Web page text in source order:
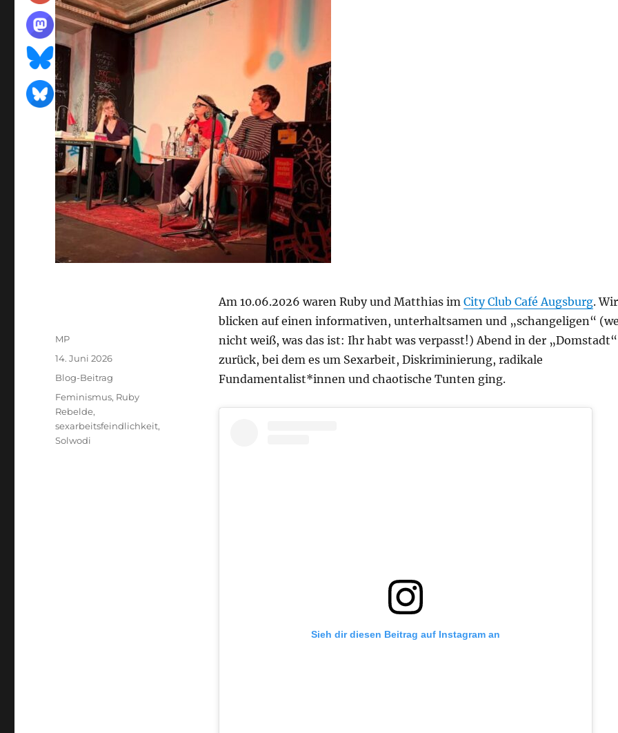
Am 10.06.2026 waren Ruby und Matthias im City Club Café Augsburg. Wir
blicken auf einen informativen, unterhaltsamen und „schangeligen“
nicht weiß, was das ist: Ihr habt was verpasst!) Abend in der „Domstadt“
zurück, bei dem es um Sexarbeit, Diskriminierung, radikale
Fundamentalist*innen und chaotische Tunten ging.
Sieh dir diesen Beitrag auf Instagram an
Autor
MP
Veröffentlicht
am
14. Juni 2026
Kategorien
Blog-Beitrag
Schlagwörter
Feminismus, Ruby
Rebelde,
sexarbeitsfeindlichkeit,
Solwodi